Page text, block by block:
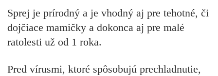
Sprej je prírodný a je vhodný aj pre tehotné, či
dojčiace mamičky a dokonca aj pre malé
ratolesti už od 1 roka.
Pred vírusmi, ktoré spôsobujú prechladnutie,